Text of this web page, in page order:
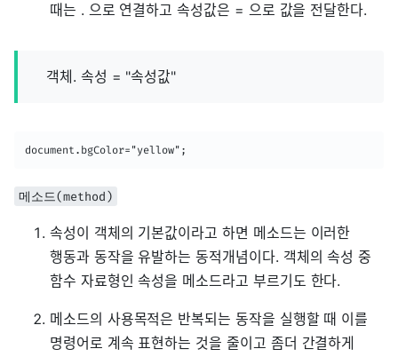
때는 . 으로 연결하고 속성값은 = 으로 값을 전달한다.
객체. 속성 = "속성값"
document.bgColor="yellow";
메소드(method)
속성이 객체의 기본값이라고 하면 메소드는 이러한
행동과 동작을 유발하는 동적개념이다. 객체의 속성 중
함수 자료형인 속성을 메소드라고 부르기도 한다.
메소드의 사용목적은 반복되는 동작을 실행할 때 이를
명령어로 계속 표현하는 것을 줄이고 좀더 간결하게